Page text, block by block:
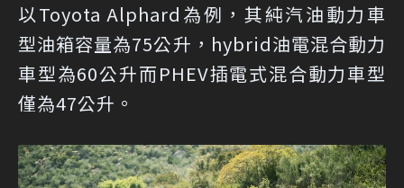
以Toyota Alphard為例，其純汽油動力車
型油箱容量為75公升，hybrid油電混合動力
車型為60公升而PHEV插電式混合動力車型
僅為47公升。